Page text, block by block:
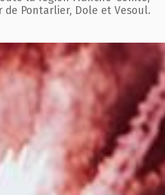
Pontarlier, Dole et Vesoul.